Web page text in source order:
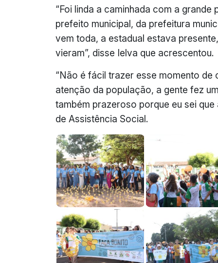
“Foi linda a caminhada com a
prefeito municipal, da prefeitura
vem toda, a estadual estava
vieram”, disse Ielva que acrescentou.
“Não é fácil trazer esse momento
atenção da população, a gente fez
também prazeroso porque eu sei
de Assistência Social.